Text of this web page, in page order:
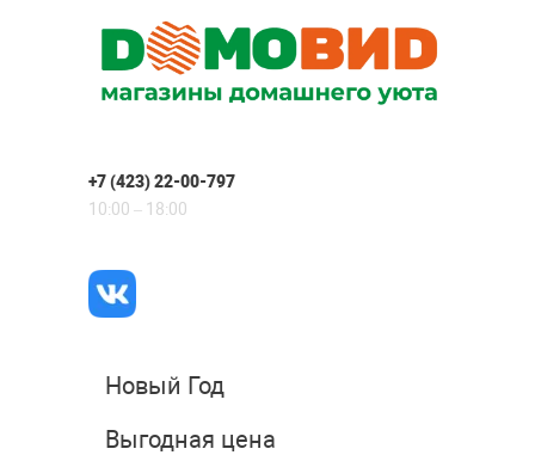
+7 (423) 22-00-797
10:00 – 18:00
Новый Год
Выгодная цена